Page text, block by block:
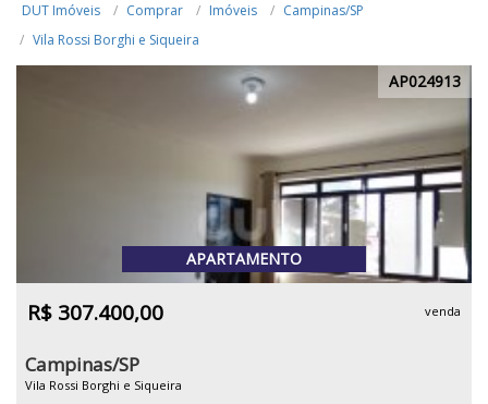
DUT Imóveis Comprar Imóveis
Campinas/SP
Vila Rossi Borghi e Siqueira
AP024913
APARTAMENTO
R$ 307.400,00 venda
Campinas/SP
Vila Rossi Borghi e Siqueira